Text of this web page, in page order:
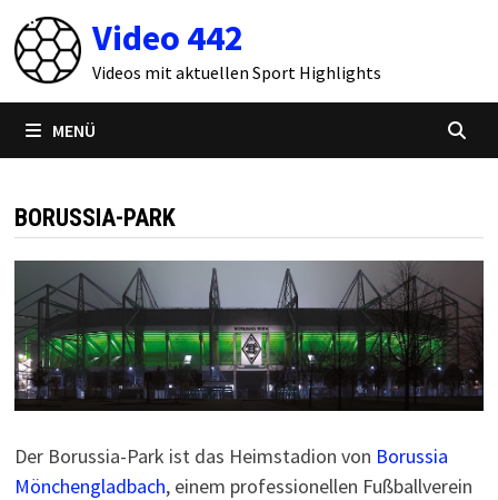
Zum
Inhalt
springen
Video 442
Videos mit aktuellen Sport Highlights
MENÜ
BORUSSIA-PARK
Der Borussia-Park ist das Heimstadion von Borussia
Mönchengladbach, einem professionellen Fußballverein